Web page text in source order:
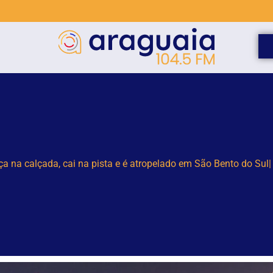
para monitorar desinformação e IA nas eleições